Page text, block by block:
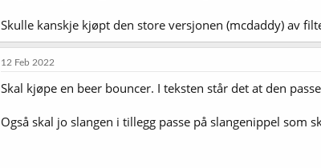
Skulle kanskje kjøpt den store versjonen (mcdaddy) av
12 Feb 2022
Skal kjøpe en beer bouncer. I teksten står det at den
Også skal jo slangen i tillegg passe på slangenippel